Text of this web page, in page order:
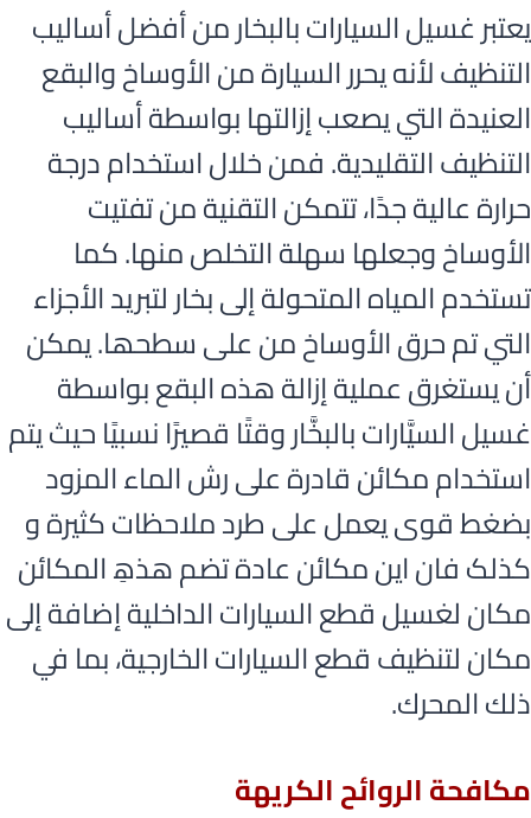
يعتبر غسيل السيارات بالبخار من أفضل أساليب
التنظيف لأنه يحرر السيارة من الأوساخ والبقع
العنيدة التي يصعب إزالتها بواسطة أساليب
التنظيف التقليدية. فمن خلال استخدام درجة
حرارة عالية جدًا، تتمكن التقنية من تفتيت
الأوساخ وجعلها سهلة التخلص منها. كما
تستخدم المياه المتحولة إلى بخار لتبريد الأجزاء
التي تم حرق الأوساخ من علی سطحھا. يمكن
أن يستغرق عملية إزالة هذه البقع بواسطة
غسيل السیَّارات بالبخَّار وقتًا قصيرًا نسبيًا حیث یتم
استخدام مكائن قادرة على رش الماء المزود
بضغط قوى يعمل على طرد ملاحظات كثيرة و
کذلک فان این مكائن عادة تضم ھذھِ المكائن
مكان لغسيل قطع السيارات الداخلية إضافة إلى
مكان لتنظيف قطع السيارات الخارجية، بما في
ذلك المحرك.
مكافحة الروائح الكريهة